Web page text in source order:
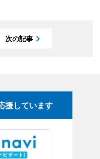
次の記事
援しています